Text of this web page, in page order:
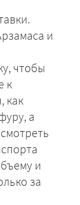
и
чтобы
к
как
а
и
за
23